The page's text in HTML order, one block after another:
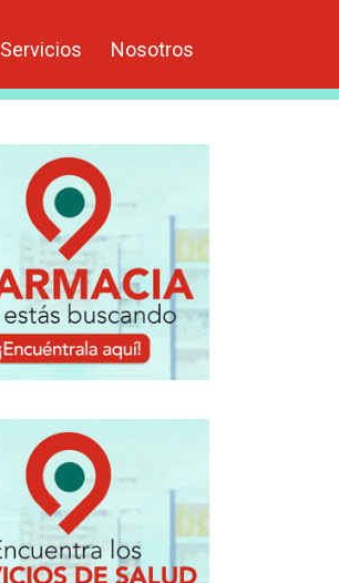
Servicios Nosotros